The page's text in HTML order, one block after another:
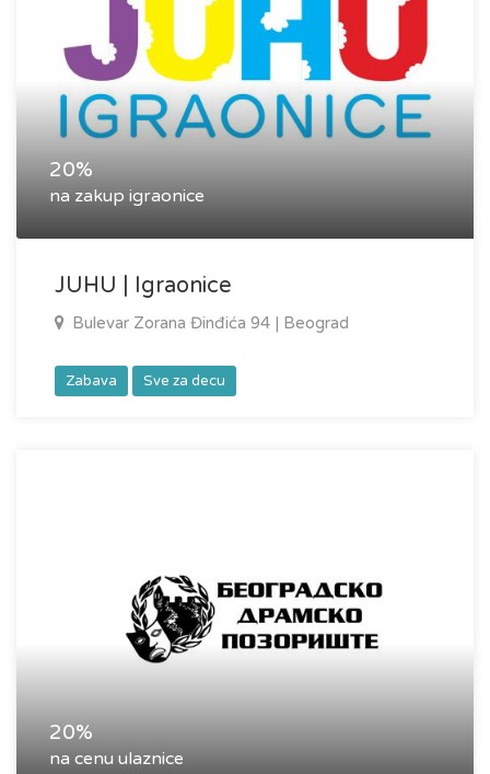
20%
na zakup igraonice
JUHU | Igraonice
Bulevar Zorana Đinđića 94 | Beograd
Zabava Sve za decu
20%
na cenu ulaznice